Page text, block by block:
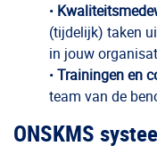
•
(tijdelijk) taken
in jouw
•Trainingen en
team van de
ONSKMS